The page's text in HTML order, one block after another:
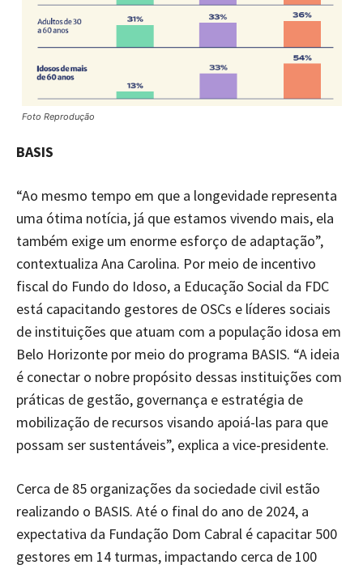
Foto Reprodução
BASIS
“Ao mesmo tempo em que a longevidade representa
uma ótima notícia, já que estamos vivendo mais, ela
também exige um enorme esforço de adaptação”,
contextualiza Ana Carolina. Por meio de incentivo
fiscal do Fundo do Idoso, a Educação Social da FDC
está capacitando gestores de OSCs e líderes sociais
de instituições que atuam com a população idosa em
Belo Horizonte por meio do programa BASIS. “A ideia
é conectar o nobre propósito dessas instituições com
práticas de gestão, governança e estratégia de
mobilização de recursos visando apoiá-las para que
possam ser sustentáveis”, explica a vice-presidente.
Cerca de 85 organizações da sociedade civil estão
realizando o BASIS. Até o final do ano de 2024, a
expectativa da Fundação Dom Cabral é capacitar 500
gestores em 14 turmas, impactando cerca de 100